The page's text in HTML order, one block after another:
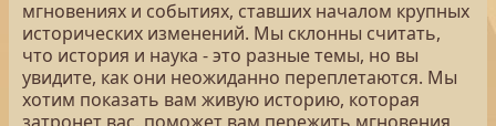
мгновениях и событиях, ставших началом крупных
исторических изменений. Мы склонны считать,
что история и наука - это разные темы, но вы
увидите, как они неожиданно переплетаются. Мы
хотим показать вам живую историю, которая